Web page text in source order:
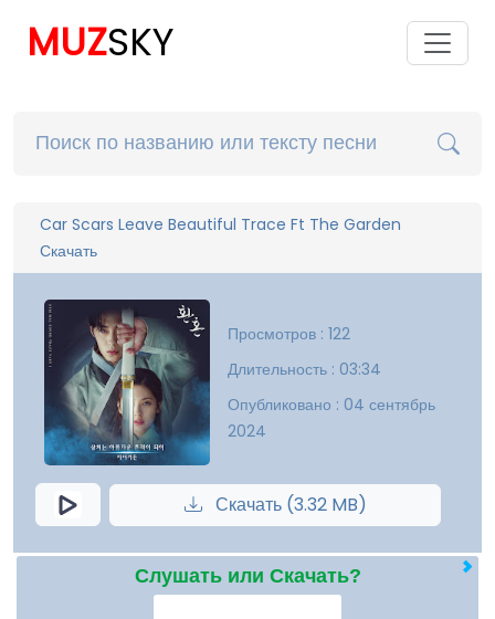
MUZSKY
Car Scars Leave Beautiful Trace Ft The Garden
Скачать
Просмотров : 122
Длительность : 03:34
Опубликовано : 04 сентябрь
2024
Скачать (3.32 MB)
Слушать или Скачать?